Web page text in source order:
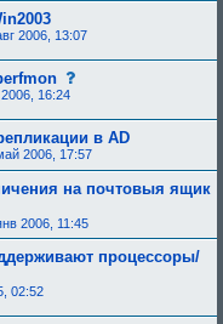
2006, 13:07
б
щ
е
н
е
т
р
б
16:24
в AD
2006, 17:57
на почтовыя ящик
2006, 11:45
процессоры/
02:52